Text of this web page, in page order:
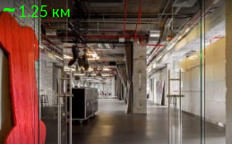
1.25 км